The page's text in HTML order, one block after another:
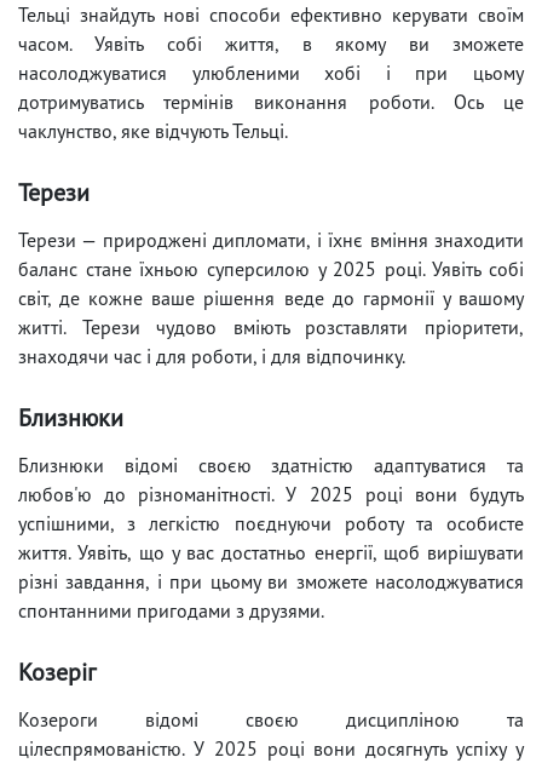
Тельці знайдуть нові способи ефективно керувати своїм
часом. Уявіть собі життя, в якому ви зможете
насолоджуватися улюбленими хобі і при цьому
дотримуватись термінів виконання роботи. Ось це
чаклунство, яке відчують Тельці.
Терези
Терези — природжені дипломати, і їхнє вміння знаходити
баланс стане їхньою суперсилою у 2025 році. Уявіть собі
світ, де кожне ваше рішення веде до гармонії у вашому
житті. Терези чудово вміють розставляти пріоритети,
знаходячи час і для роботи, і для відпочинку.
Близнюки
Близнюки відомі своєю здатністю адаптуватися та
любов'ю до різноманітності. У 2025 році вони будуть
успішними, з легкістю поєднуючи роботу та особисте
життя. Уявіть, що у вас достатньо енергії, щоб вирішувати
різні завдання, і при цьому ви зможете насолоджуватися
спонтанними пригодами з друзями.
Козеріг
Козероги відомі своєю дисципліною та
цілеспрямованістю. У 2025 році вони досягнуть успіху у